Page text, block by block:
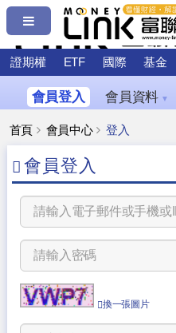
證期權 ETF 國際 基金
會員登入 會員資料 ▼
首頁 會員中心 登入
會員登入
換一張圖片